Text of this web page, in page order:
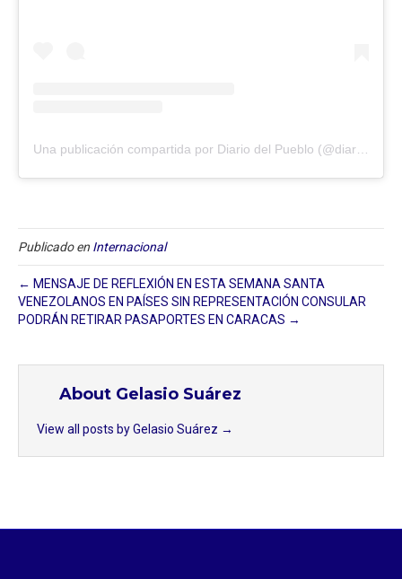
Publicado en Internacional
← MENSAJE DE REFLEXIÓN EN ESTA SEMANA SANTA
VENEZOLANOS EN PAÍSES SIN REPRESENTACIÓN CONSULAR
PODRÁN RETIRAR PASAPORTES EN CARACAS →
About Gelasio Suárez
View all posts by Gelasio Suárez →